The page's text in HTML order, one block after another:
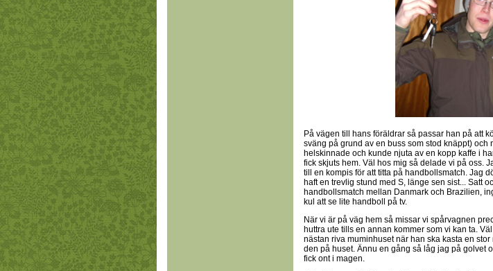
På vägen till hans föräldrar så passar han på att
sväng på grund av en buss som stod knäppt) och
helskinnade och kunde njuta av en kopp kaffe i
fick skjuts hem. Väl hos mig så delade vi på oss.
till en kompis för att titta på handbollsmatch. Jag
haft en trevlig stund med S, länge sen sist... Satt
handbollsmatch mellan Danmark och Brazilien,
kul att se lite handboll på tv.
När vi är på väg hem så missar vi spårvagnen
huttra ute tills en annan kommer som vi kan ta.
nästan riva muminhuset när han ska kasta en
den på huset. Ännu en gång så låg jag på golvet
fick ont i magen.